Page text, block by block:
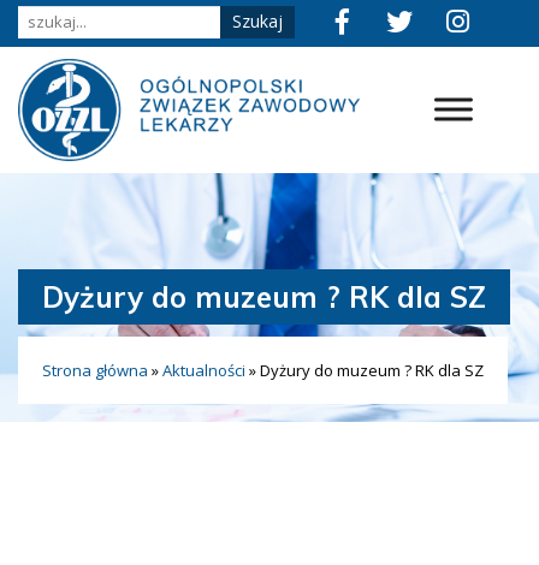
Dyżury do muzeum ? RK dla SZ
Strona główna »Aktualności »Dyżury do muzeum ? RK dla SZ